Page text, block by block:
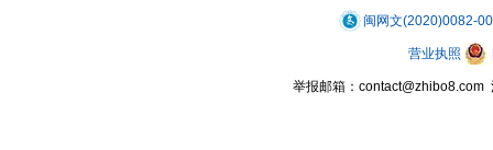
闽网文(2020)0082-
营业执照
举报邮箱：